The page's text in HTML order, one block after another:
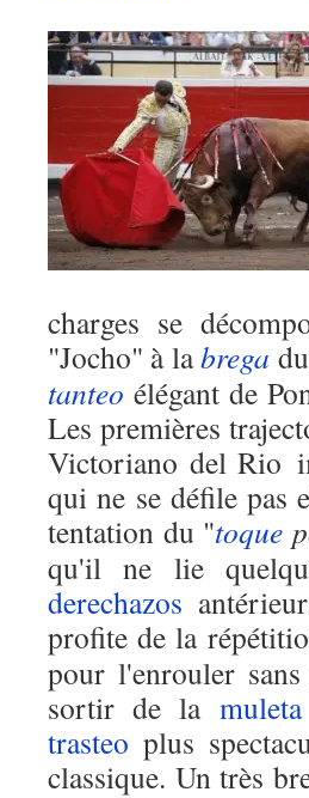
charges se
"Jocho" à labrega
tanteo élégant de
Les premières
Victoriano del Rio
qui ne se défile pas
tentation du "toque
qu'il ne lie
derechazos
profite de la
pour l'enrouler
sortir de la muleta
trasteo plus
classique. Un très